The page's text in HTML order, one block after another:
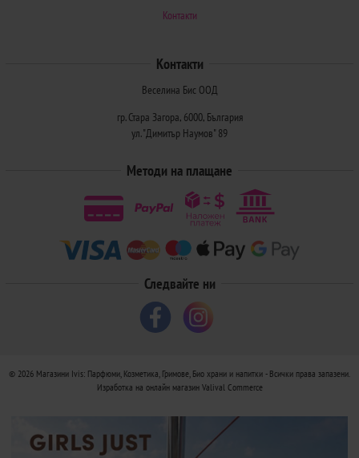
Контакти
Контакти
Веселина Бис ООД
гр. Стара Загора, 6000, България
ул. "Димитър Наумов" 89
Методи на плащане
Следвайте ни
© 2026 Магазини Ivis: Парфюми, Козметика, Гримове, Био храни и напитки - Всички права запазени.
Изработка на онлайн магазин Valival Commerce